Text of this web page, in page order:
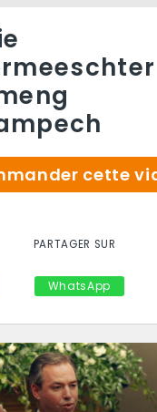
cette
PARTAGER SUR
WhatsApp